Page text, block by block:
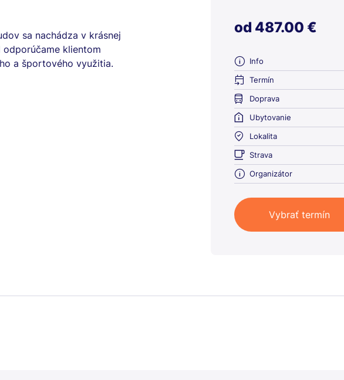
sa nachádza v krásnej
klientom
a športového využitia.
od 487.00 €
Info
Termín
Doprava
Ubytovanie
Lokalita
Strava
Organizátor
Vybrať termín